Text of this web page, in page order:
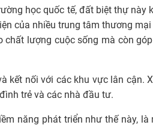
học quốc tế, đất biệt thự này
của nhiều trung tâm thương
lượng cuộc sống mà còn
nối với các khu vực lân cận.
trẻ và các nhà đầu tư.
năng phát triển như thế này, là